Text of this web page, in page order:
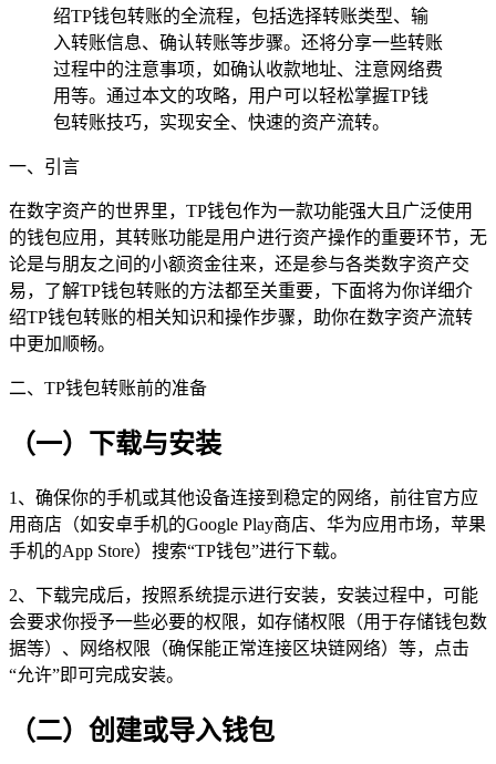
绍TP钱包转账的全流程，包括选择转账类型、输
入转账信息、确认转账等步骤。还将分享一些转账
过程中的注意事项，如确认收款地址、注意网络费
用等。通过本文的攻略，用户可以轻松掌握TP钱
包转账技巧，实现安全、快速的资产流转。
一、引言
在数字资产的世界里，TP钱包作为一款功能强大且广泛使用
的钱包应用，其转账功能是用户进行资产操作的重要环节，无
论是与朋友之间的小额资金往来，还是参与各类数字资产交
易，了解TP钱包转账的方法都至关重要，下面将为你详细介
绍TP钱包转账的相关知识和操作步骤，助你在数字资产流转
中更加顺畅。
二、TP钱包转账前的准备
（一）下载与安装
1、确保你的手机或其他设备连接到稳定的网络，前往官方应
用商店（如安卓手机的Google Play商店、华为应用市场，苹果
手机的App Store）搜索“TP钱包”进行下载。
2、下载完成后，按照系统提示进行安装，安装过程中，可能
会要求你授予一些必要的权限，如存储权限（用于存储钱包数
据等）、网络权限（确保能正常连接区块链网络）等，点击
“允许”即可完成安装。
（二）创建或导入钱包